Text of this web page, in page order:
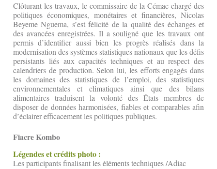
Clôturant les travaux, le commissaire de la Cémac chargé des
politiques économiques, monétaires et financières, Nicolas
Beyeme Nguema, s’est félicité de la qualité des échanges et
des avancées enregistrées. Il a souligné que les travaux ont
permis d’identifier aussi bien les progrès réalisés dans la
modernisation des systèmes statistiques nationaux que les défis
persistants liés aux capacités techniques et au respect des
calendriers de production. Selon lui, les efforts engagés dans
les domaines des statistiques de l’emploi, des statistiques
environnementales et climatiques ainsi que des bilans
alimentaires traduisent la volonté des États membres de
disposer de données harmonisées, fiables et comparables afin
d’éclairer efficacement les politiques publiques.
Fiacre Kombo
Légendes et crédits photo :
Les participants finalisant les éléments techniques /Adiac